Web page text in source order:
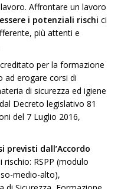
Affrontare un lavoro
i potenziali rischi ci
più attenti e
per la formazione
ad erogare corsi di
di sicurezza ed igiene
Decreto legislativo 81
del 7 Luglio 2016,
previsti dall’Accordo
RSPP (modulo
medio-alto),